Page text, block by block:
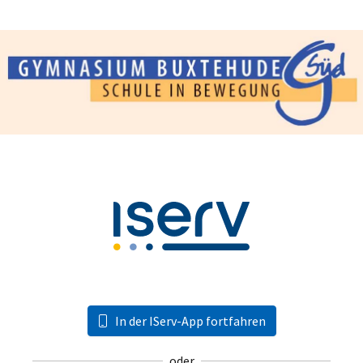
In der IServ-App fortfahren